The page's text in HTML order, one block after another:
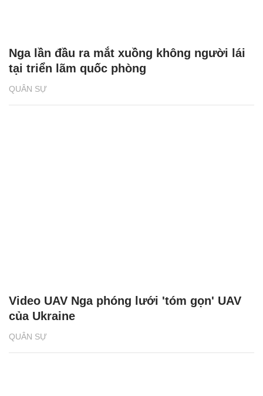
QUÂN SỰ
Nga lần đầu ra mắt xuồng không người lái
tại triển lãm quốc phòng
QUÂN SỰ
Video UAV Nga phóng lưới 'tóm gọn' UAV
của Ukraine